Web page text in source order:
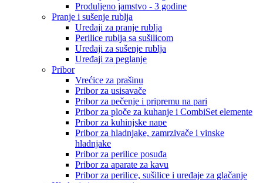
Produljeno jamstvo - 3 godine
Pranje i sušenje rublja
Uređaji za pranje rublja
Perilice rublja sa sušilicom
Uređaji za sušenje rublja
Uređaji za peglanje
Pribor
Vrećice za prašinu
Pribor za usisavače
Pribor za pečenje i pripremu na pari
Pribor za ploče za kuhanje i CombiSet elemente
Pribor za kuhinjske nape
Pribor za hladnjake, zamrzivače i vinske
hladnjake
Pribor za perilice posuđa
Pribor za aparate za kavu
Pribor za perilice, sušilice i uređaje za glačanje